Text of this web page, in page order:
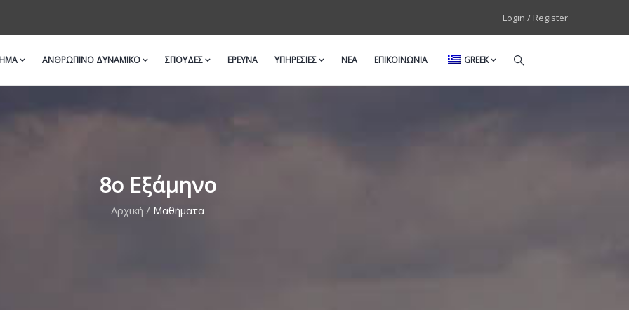
Login / Register
ΑΝΘΡΩΠΙΝΟ ΔΥΝΑΜΙΚΟ ΣΠΟΥΔΕΣ ΈΡΕΥΝΑ ΥΠΗΡΕΣΙΕΣ ΝΕΑ ΕΠΙΚΟΙΝΩΝΙΑ GREEK
8o Eξάμηνο
Αρχική / Μαθήματα